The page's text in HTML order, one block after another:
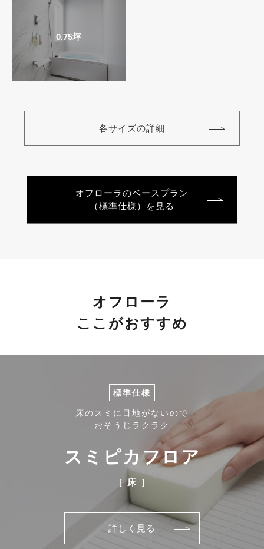
0.75坪
各サイズの詳細
オフローラのベースプラン
（標準仕様）を見る
オフローラ
ここがおすすめ
標準仕様
床のスミに目地がないので
おそうじラクラク
スミピカフロア
［ 床 ］
詳しく見る